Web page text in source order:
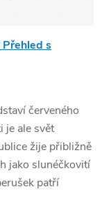
Přehled s
červeného
je ale svět
žije přibližně
jako slunéčkovití
patří